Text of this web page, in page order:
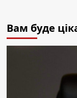
Вам буде